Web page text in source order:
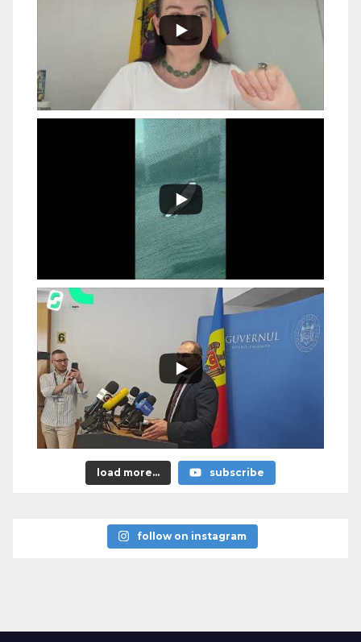
load more... subscribe
follow on instagram